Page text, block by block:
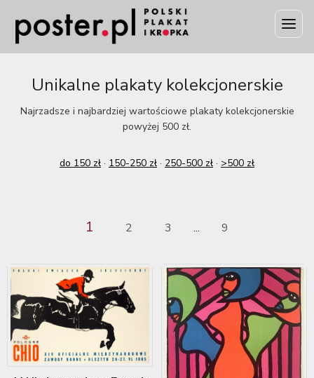
Unikalne plakaty kolekcjonerskie
Najrzadsze i najbardziej wartościowe plakaty kolekcjonerskie
powyżej 500 zł.
do 150 zł · 150-250 zł · 250-500 zł · >500 zł
1 2 3 ... 9